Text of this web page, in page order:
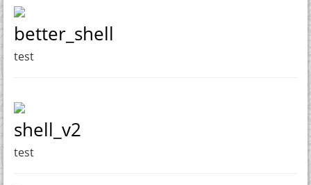
better_shell
test
shell_v2
test